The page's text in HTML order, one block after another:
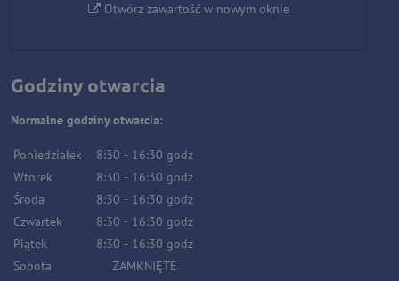
Otwórz zawartość w nowym oknie
Godziny otwarcia
Normalne godziny otwarcia:
Poniedziałek 8:30 - 16:30 godz
Wtorek
8:30 - 16:30 godz
Środa
8:30 - 16:30 godz
Czwartek
8:30 - 16:30 godz
Piątek
8:30 - 16:30 godz
Sobota
ZAMKNIĘTE